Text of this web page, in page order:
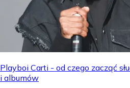
Playboi Carti - od czego zacząć
i albumów